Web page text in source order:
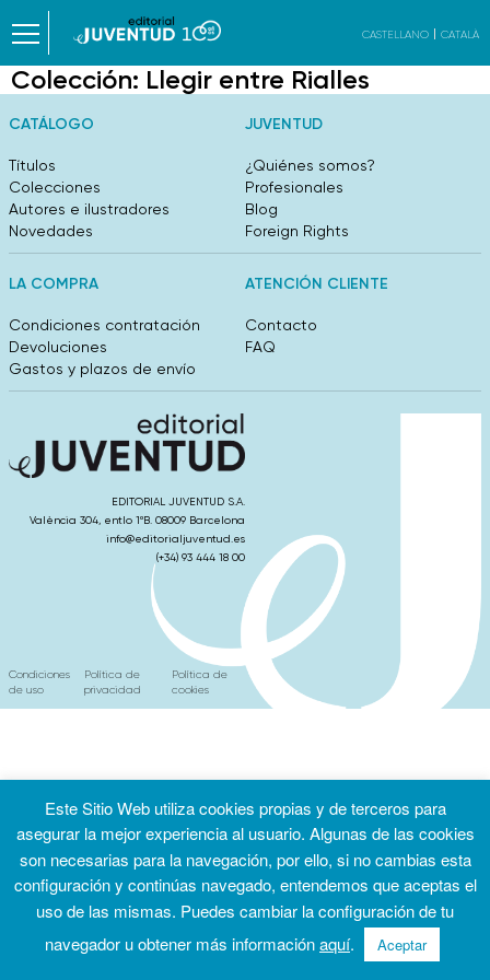
CASTELLANO CATALÀ
Colección: Llegir entre Rialles
CATÁLOGO
Títulos
Colecciones
Autores e ilustradores
Novedades
JUVENTUD
¿Quiénes somos?
Profesionales
Blog
Foreign Rights
LA COMPRA
Condiciones contratación
Devoluciones
Gastos y plazos de envío
ATENCIÓN CLIENTE
Contacto
FAQ
EDITORIAL JUVENTUD S.A.
València 304, entlo 1ºB. 08009 Barcelona
info@editorialjuventud.es
(+34) 93 444 18 00
Condiciones
de uso
Política de
privacidad
Política de
cookies
Este Sitio Web utiliza cookies propias y de terceros para
asegurar la mejor experiencia al usuario. Algunas de las cookies
son necesarias para la navegación, por ello, si no cambias esta
configuración y continúas navegado, entendemos que aceptas el
uso de las mismas. Puedes cambiar la configuración de tu
navegador u obtener más informaciónaquí. Aceptar